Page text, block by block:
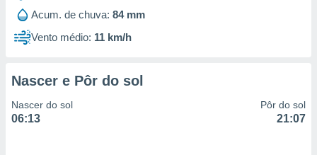
Acum. de chuva: 84 mm
Vento médio: 11 km/h
Nascer e Pôr do sol
Nascer do sol
06:13
Pôr do sol
21:07